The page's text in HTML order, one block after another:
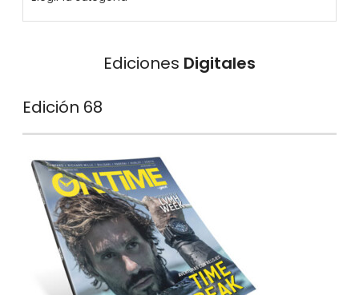
Ediciones Digitales
Edición 68